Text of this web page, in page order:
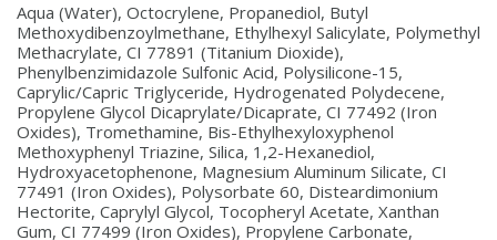
Aqua (Water), Octocrylene, Propanediol, Butyl
Methoxydibenzoylmethane, Ethylhexyl Salicylate, Polymethyl
Methacrylate, CI 77891 (Titanium Dioxide),
Phenylbenzimidazole Sulfonic Acid, Polysilicone-15,
Caprylic/Capric Triglyceride, Hydrogenated Polydecene,
Propylene Glycol Dicaprylate/Dicaprate, CI 77492 (Iron
Oxides), Tromethamine, Bis-Ethylhexyloxyphenol
Methoxyphenyl Triazine, Silica, 1,2-Hexanediol,
Hydroxyacetophenone, Magnesium Aluminum Silicate, CI
77491 (Iron Oxides), Polysorbate 60, Disteardimonium
Hectorite, Caprylyl Glycol, Tocopheryl Acetate, Xanthan
Gum, CI 77499 (Iron Oxides), Propylene Carbonate,